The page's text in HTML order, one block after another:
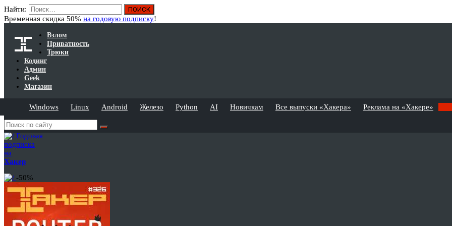
Найти:
Временная скидка 50% на годовую подписку!
Взлом
Приватность
Трюки
Кодинг
Админ
Geek
Магазин
Windows Linux Android Железо Python AI Новичкам Все выпуски «Хакера» Реклама на «Хакере»
Годовая
подписка
на
Хакер
-50%